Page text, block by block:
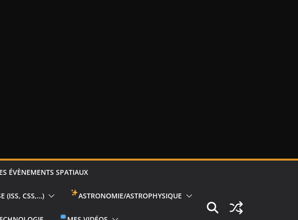
ÉVÈNEMENTS SPATIAUX
(ISS, CSS,…) ASTRONOMIE/ASTROPHYSIQUE